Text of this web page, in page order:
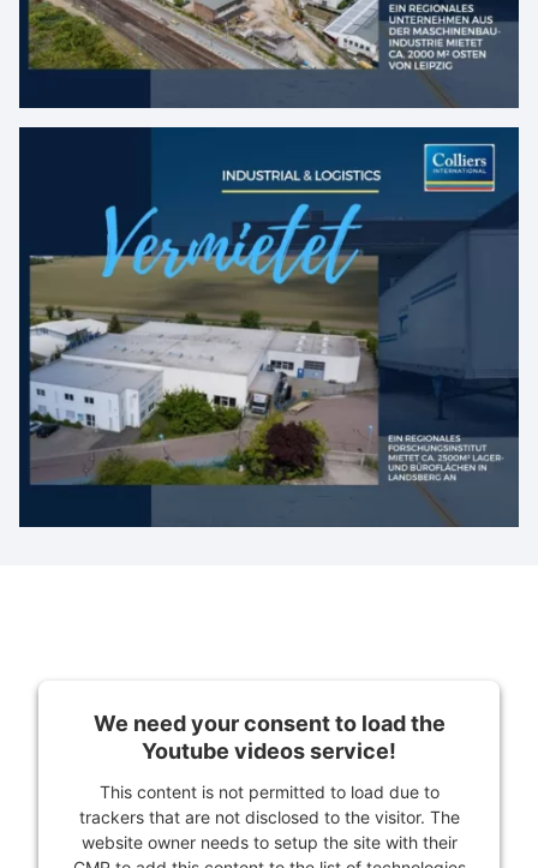
We need your consent to load the
Youtube videos service!
This content is not permitted to load due to
trackers that are not disclosed to the visitor. The
website owner needs to setup the site with their